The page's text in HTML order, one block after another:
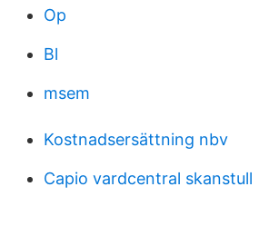
Op
Bl
msem
Kostnadsersättning nbv
Capio vardcentral skanstull